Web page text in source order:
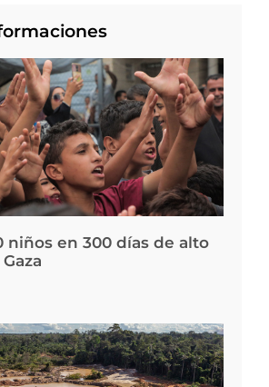
niños en 300 días de alto